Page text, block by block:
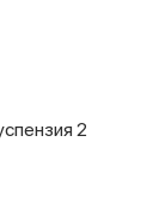
2